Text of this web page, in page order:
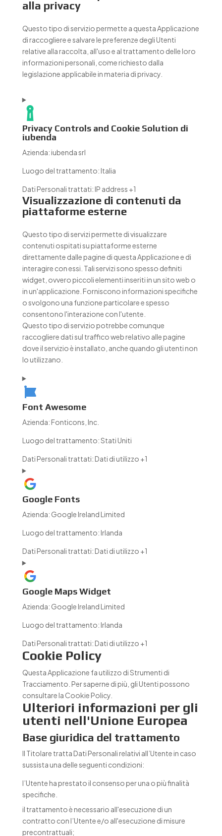
alla privacy
Questo tipo di servizio permette a questa Applicazione
di raccogliere e salvare le preferenze degli Utenti
relative alla raccolta, all'uso e al trattamento delle loro
informazioni personali, come richiesto dalla
legislazione applicabile in materia di privacy.
Privacy Controls and Cookie Solution di
iubenda
Azienda:iubenda srl
Luogo del trattamento:Italia
Dati Personali trattati:IP address +1
Visualizzazione di contenuti da
piattaforme esterne
Questo tipo di servizi permette di visualizzare
contenuti ospitati su piattaforme esterne
direttamente dalle pagine di questa Applicazione e di
interagire con essi. Tali servizi sono spesso definiti
widget, ovvero piccoli elementi inseriti in un sito web o
in un'applicazione. Forniscono informazioni specifiche
o svolgono una funzione particolare e spesso
consentono l'interazione con l'utente.
Questo tipo di servizio potrebbe comunque
raccogliere dati sul traffico web relativo alle pagine
dove il servizio è installato, anche quando gli utenti non
lo utilizzano.
Font Awesome
Azienda:Fonticons, Inc.
Luogo del trattamento:Stati Uniti
Dati Personali trattati:Dati di utilizzo +1
Google Fonts
Azienda: Google Ireland Limited
Luogo del trattamento:Irlanda
Dati Personali trattati:Dati di utilizzo +1
Google Maps Widget
Azienda: Google Ireland Limited
Luogo del trattamento:Irlanda
Dati Personali trattati:Dati di utilizzo +1
Cookie Policy
Questa Applicazione fa utilizzo di Strumenti di
Tracciamento. Per saperne di più, gli Utenti possono
consultare la Cookie Policy.
Ulteriori informazioni per gli
utenti nell'Unione Europea
Base giuridica del trattamento
Il Titolare tratta Dati Personali relativi all’Utente in caso
sussista una delle seguenti condizioni:
l’Utente ha prestato il consenso per una o più finalità
specifiche.
il trattamento è necessario all'esecuzione di un
contratto con l’Utente e/o all'esecuzione di misure
precontrattuali;